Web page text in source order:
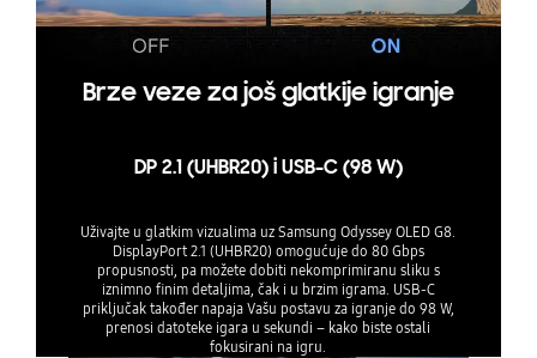
Brze veze za još glatkije igranje
DP 2.1 (UHBR20) i USB-C (98 W)
Uživajte u glatkim vizualima uz Samsung Odyssey OLED G8.
DisplayPort 2.1 (UHBR20) omogućuje do 80 Gbps
propusnosti, pa možete dobiti nekomprimiranu sliku s
iznimno finim detaljima, čak i u brzim igrama. USB-C
priključak također napaja Vašu postavu za igranje do 98 W,
prenosi datoteke igara u sekundi – kako biste ostali
fokusirani na igru.